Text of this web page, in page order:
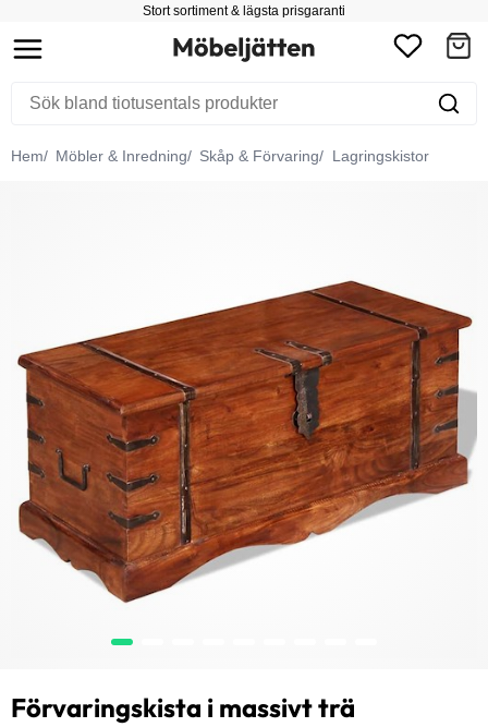
Stort sortiment & lägsta prisgaranti
Hem Möbler & Inredning Skåp & Förvaring Lagringskistor
Förvaringskista i massivt trä